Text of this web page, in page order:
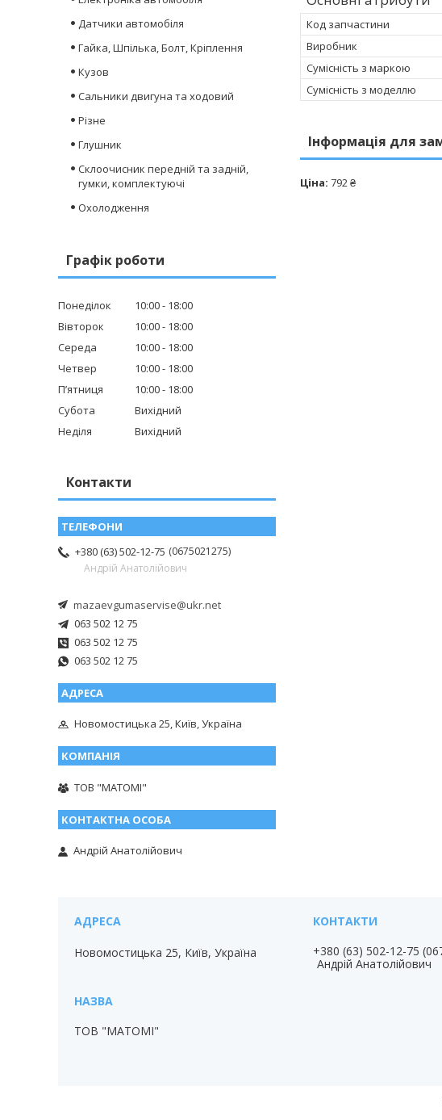
Код запчастини
Виробник
Сумісність з маркою
Сумісність з моделлю
Інформація для
Ціна: 792 ₴
Датчики автомобіля
Гайка, Шпілька, Болт, Кріплення
Кузов
Сальники двигуна та ходовий
Різне
Глушник
Склоочисник передній та задній,
гумки, комплектуючі
Охолодження
Графік роботи
Понеділок 10:00
18:00
Вівторок
10:00
18:00
Середа
10:00
18:00
Четвер
10:00
18:00
Пʼятниця
10:00
18:00
Субота
Вихідний
Неділя
Вихідний
Контакти
+380 (63) 502-12-75 0675021275
Андрій Анатолійович
mazaevgumaservise@ukr.net
063 502 12 75
063 502 12 75
063 502 12 75
Новомостицька 25, Київ, Україна
ТОВ "МАТОМІ"
Андрій Анатолійович
Новомостицька 25, Київ, Україна
ТОВ "МАТОМІ"
+380 (63) 502-12-75
Андрій Анатолійович